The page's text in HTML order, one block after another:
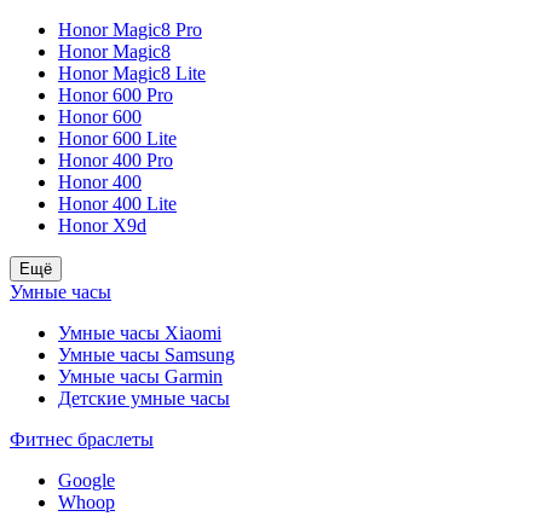
Honor Magic8 Pro
Honor Magic8
Honor Magic8 Lite
Honor 600 Pro
Honor 600
Honor 600 Lite
Honor 400 Pro
Honor 400
Honor 400 Lite
Honor X9d
Ещё
Умные часы
Умные часы Xiaomi
Умные часы Samsung
Умные часы Garmin
Детские умные часы
Фитнес браслеты
Google
Whoop